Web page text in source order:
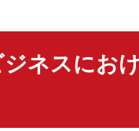
ネスにお